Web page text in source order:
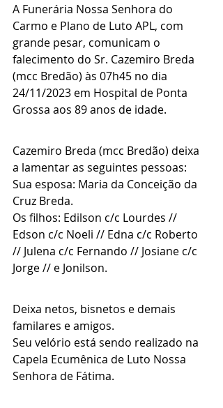
A Funerária Nossa Senhora do
Carmo e Plano de Luto APL, com
grande pesar, comunicam o
falecimento do Sr. Cazemiro Breda
(mcc Bredão) às 07h45 no dia
24/11/2023 em Hospital de Ponta
Grossa aos 89 anos de idade.
Cazemiro Breda (mcc Bredão) deixa
a lamentar as seguintes pessoas:
Sua esposa: Maria da Conceição da
Cruz Breda.
Os filhos: Edilson c/c Lourdes //
Edson c/c Noeli // Edna c/c Roberto
// Julena c/c Fernando // Josiane c/c
Jorge // e Jonilson.
Deixa netos, bisnetos e demais
familares e amigos.
Seu velório está sendo realizado na
Capela Ecumênica de Luto Nossa
Senhora de Fátima.